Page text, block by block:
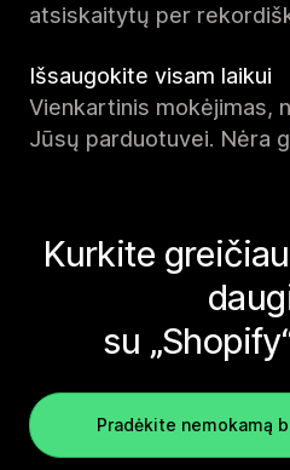
atsiskaitytų per
Išsaugokite visam laikui
Vienkartinis mokėjimas,
Jūsų parduotuvei. Nėra
Kurkite
su
Pradėkite nemokamą